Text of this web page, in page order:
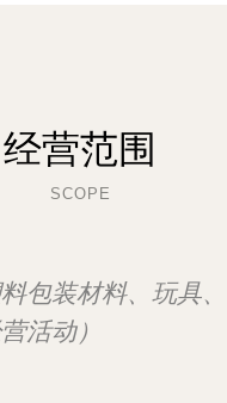
经营范围
SCOPE
包装材料、玩具
活动）